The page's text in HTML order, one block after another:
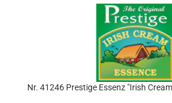
Nr. 41246 Prestige Essenz "Irish